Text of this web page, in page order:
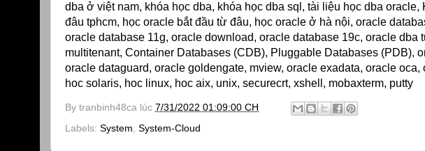
dba ở việt nam, khóa học dba, khóa học dba sql, tài liệu học dba
đâu tphcm, học oracle bắt đầu từ đâu, học oracle ở hà nội, oracle
oracle database 11g, oracle download, oracle database 19c, oracle
multitenant, Container Databases (CDB), Pluggable Databases (PDB),
oracle dataguard, oracle goldengate, mview, oracle exadata, oracle
hoc solaris, hoc linux, hoc aix, unix, securecrt, xshell, mobaxterm, putty
By tranbinh48ca lúc 7/31/2022 01:09:00 CH
Labels: System System-Cloud